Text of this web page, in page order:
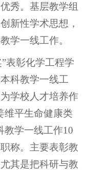
秀。基层教学组
新性学术思想，
学一线工作。
表彰化学工程学
科教学一线工
学校人才培养作
维平生命健康类
教学一线工作10
称。主要表彰教
其是把科研与教